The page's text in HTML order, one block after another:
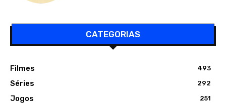
CATEGORIAS
Filmes 493
Séries 292
Jogos 251